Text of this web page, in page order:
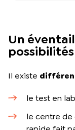
Un
Il existe
le test en
le centre de